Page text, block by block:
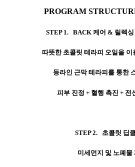
PROGRAM
STEP 1. BACK 케어 & 릴렉싱
따뜻한 초콜릿 테라피 오일을 이
등라인 근막 테라피를 통한
피부 진정 + 혈행 촉진 + 전
STEP 2. 초콜릿 딥
미세먼지 및 노폐물